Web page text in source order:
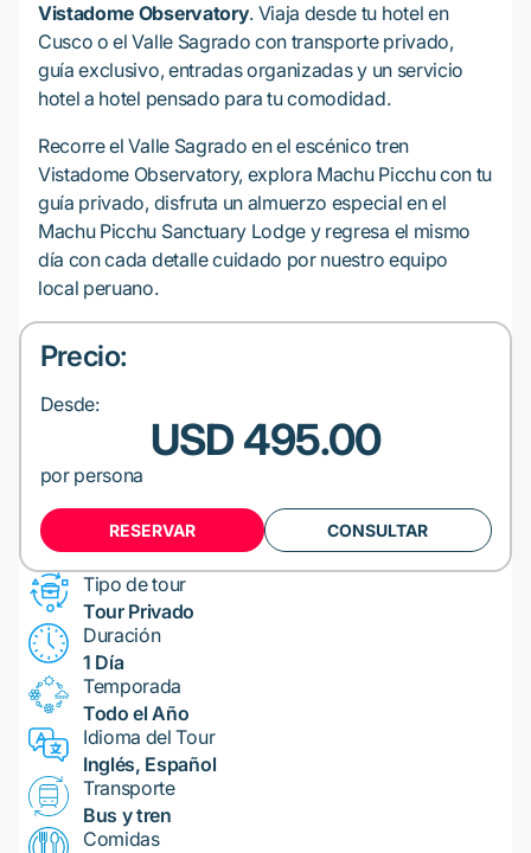
Vistadome Observatory. Viaja desde tu hotel en
Cusco o el Valle Sagrado con transporte privado,
guía exclusivo, entradas organizadas y un servicio
hotel a hotel pensado para tu comodidad.
Recorre el Valle Sagrado en el escénico tren
Vistadome Observatory, explora Machu Picchu con tu
guía privado, disfruta un almuerzo especial en el
Machu Picchu Sanctuary Lodge y regresa el mismo
día con cada detalle cuidado por nuestro equipo
local peruano.
Precio:
Desde:
USD 495.00
por persona
RESERVAR CONSULTAR
Tipo de tour
Tour Privado
Duración
1 Día
Temporada
Todo el Año
Idioma del Tour
Inglés, Español
Transporte
Bus y tren
Comidas